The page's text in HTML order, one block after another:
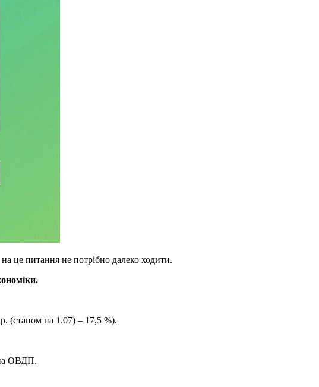
це питання не потрібно далеко ходити.
(станом на 1.07) – 17,5 %).
на ОВДП.